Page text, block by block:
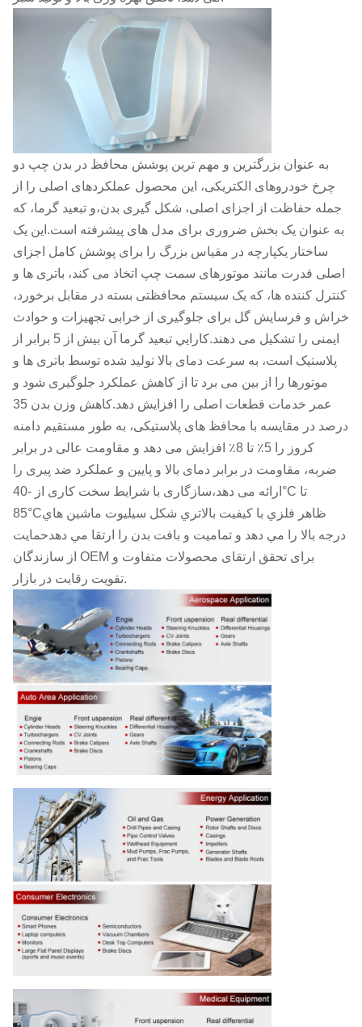
به عنوان بزرگترین و مهم ترین پوشش محافظ در بدن چپ دو
چرخ خودروهای الکتریکی، این محصول عملکردهای اصلی را از
جمله حفاظت از اجزای اصلی، شکل گیری بدن،و تبعید گرما، که
به عنوان یک بخش ضروری برای مدل های پیشرفته است.این یک
ساختار یکپارچه در مقیاس بزرگ را برای پوشش کامل اجزای
اصلی قدرت مانند موتورهای سمت چپ اتخاذ می کند، باتری ها و
کنترل کننده ها، که یک سیستم محافظتی بسته در مقابل برخورد،
خراش و فرسایش گل برای جلوگیری از خرابی تجهیزات و حوادث
ایمنی را تشکیل می دهند.کارايي تبعيد گرما آن بيش از 5 برابر از
پلاستیک است، به سرعت دمای بالا تولید شده توسط باتری ها و
موتورها را از بین می برد تا از کاهش عملکرد جلوگیری شود و
عمر خدمات قطعات اصلی را افزایش دهد.کاهش وزن بدن 35
درصد در مقایسه با محافظ های پلاستیکی، به طور مستقیم دامنه
کروز را 5٪ تا 8٪ افزایش می دهد و مقاومت عالی در برابر
ضربه، مقاومت در برابر دمای بالا و پایین و عملکرد ضد پیری را
ارائه می دهد،سازگاری با شرایط سخت کاری از -40°C تا
85°Cظاهر فلزي با کیفیت بالاتري شکل سيليوت ماشين هاي
درجه بالا را مي دهد و تماميت و بافت بدن را ارتقا مي دهدحمایت
از سازندگان OEM برای تحقق ارتقای محصولات متفاوت و
تقویت رقابت در بازار.